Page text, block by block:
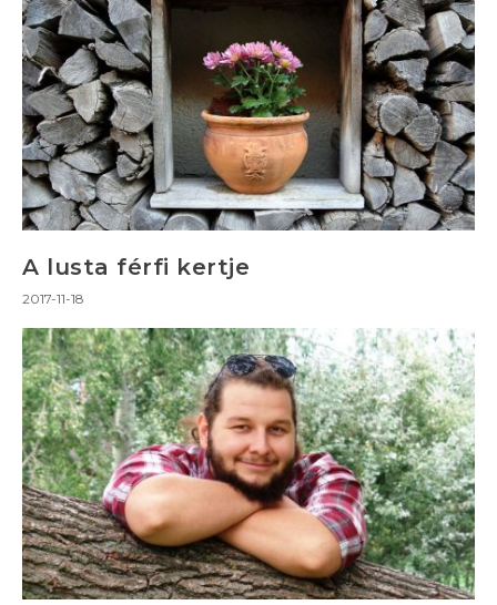
A lusta férfi kertje
2017-11-18